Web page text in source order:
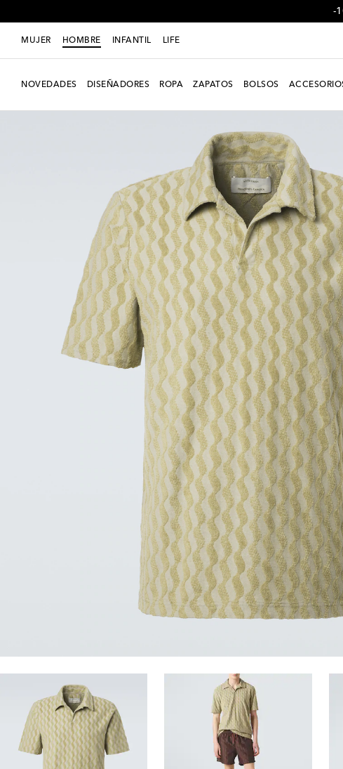
-
MUJER HOMBRE INFANTIL LIFE
NOVEDADES DISEÑADORES ROPA ZAPATOS BOLSOS